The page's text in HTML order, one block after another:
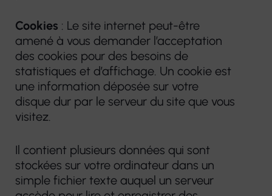
Cookies : Le site internet peut-être
amené à vous demander l’acceptation
des cookies pour des besoins de
statistiques et d’affichage. Un cookie est
une information déposée sur votre
disque dur par le serveur du site que vous
visitez.
Il contient plusieurs données qui sont
stockées sur votre ordinateur dans un
simple fichier texte auquel un serveur